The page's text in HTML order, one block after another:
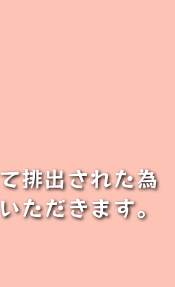
排出された為
ただきます。